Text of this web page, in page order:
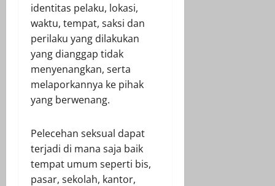
identitas pelaku, lokasi,
waktu, tempat, saksi dan
perilaku yang dilakukan
yang dianggap tidak
menyenangkan, serta
melaporkannya ke pihak
yang berwenang.
Pelecehan seksual dapat
terjadi di mana saja baik
tempat umum seperti bis,
pasar, sekolah, kantor,